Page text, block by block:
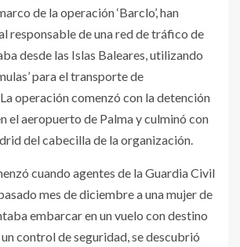
de la operación ‘Barclo’, han
responsable de una red de tráfico de
desde las Islas Baleares, utilizando
para el transporte de
operación comenzó con la detención
el aeropuerto de Palma y culminó con
del cabecilla de la organización.
cuando agentes de la Guardia Civil
mes de diciembre a una mujer de
embarcar en un vuelo con destino
control de seguridad, se descubrió